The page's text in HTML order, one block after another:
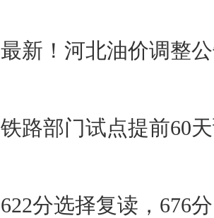
最新！河北油价调整
铁路部门试点提前60
622分选择复读，676